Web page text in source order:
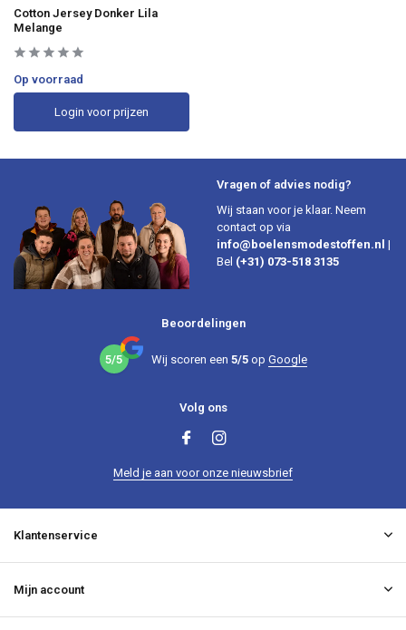
Cotton Jersey Donker Lila
Melange
Op voorraad
Login voor prijzen
Vragen of advies nodig?
Wij staan voor je klaar. Neem
contact op via
info@boelensmodestoffen.nl |
Bel (+31) 073-518 3135
Beoordelingen
5/5 Wij scoren een 5/5op Google
Volg ons
Meld je aan voor onze nieuwsbrief
Klantenservice
Mijn account